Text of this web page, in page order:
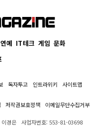
연예 IT테크 게임 문화
독자투고 인트라위키 사이트맵
저작권보호정책 이메일무단수집거부
이경은
사업자번호: 553-81-03698